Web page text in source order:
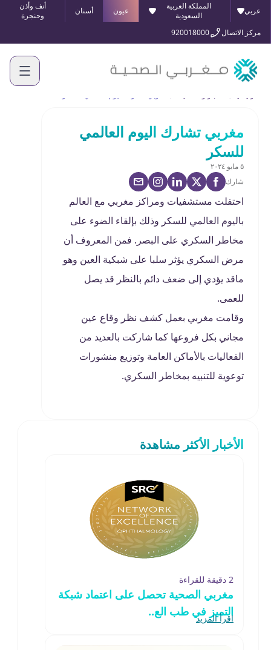
عربي
المملكة العربية
السعودية
عيون أسنان
أنف وأذن
وحنجرة
مركز الاتصال
920018000
مغربي تشارك اليوم العالمي
للسكر
٥ مايو ٢٠٢٤
شارك
احتفلت مستشفيات ومراكز مغربي مع العالم
باليوم العالمي للسكر وذلك بإلقاء الضوء على
مخاطر السكري على البصر. فمن المعروف أن
مرض السكري يؤثر سلبا على شبكية العين وهو
ماقد يؤدي إلى ضعف دائم بالنظر قد يصل
للعمى.
وقامت مغربي بعمل كشف نظر وقاع عين
مجاني بكل فروعها كما شاركت بالعديد من
الفعاليات بالأماكن العامة وتوزيع منشورات
توعوية للتنبيه بمخاطر السكري.
الأخبار الأكثر مشاهدة
2 دقيقة للقراءة
مغربي الصحية تحصل على اعتماد شبكة
التميز في طب الع..
اقرأ المزيد